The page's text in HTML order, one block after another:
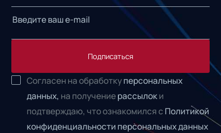
Подписаться
Согласен на обработкуперсональных
данных, на получениерассылоки
подтверждаю, что ознакомился с Политикой
конфиденциальности персональных данных